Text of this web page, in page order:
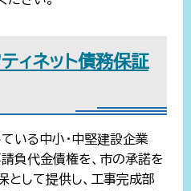
ティネット債務保証
いる中小・中堅建設企業
負代金債権を、市の承諾を
して提供し、工事完成部